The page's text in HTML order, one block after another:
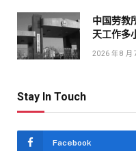
中国劳教
天工作多
2026 年 8 月
Stay In Touch
Facebook